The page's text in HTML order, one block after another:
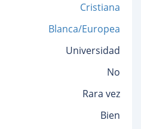
Cristiana
Blanca/Europea
Universidad
No
Rara vez
Bien